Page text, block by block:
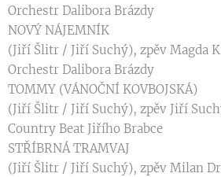
Orchestr Dalibora Brázdy
NOVÝ NÁJEMNÍK
(Jiří Šlitr / Jiří Suchý), zpěv Magda
Orchestr Dalibora Brázdy
TOMMY (VÁNOČNÍ KOVBOJSKÁ)
(Jiří Šlitr / Jiří Suchý), zpěv Jiří
Country Beat Jiřího Brabce
STŘÍBRNÁ TRAMVAJ
(Jiří Šlitr / Jiří Suchý), zpěv Milan